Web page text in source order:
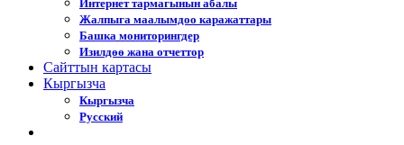
Интернет тармагынын абалы
Жалпыга маалымдоо каражаттары
Башка мониторингдер
Изилдөө жана отчеттор
Cайттын картасы
Кыргызча
Кыргызча
Русский